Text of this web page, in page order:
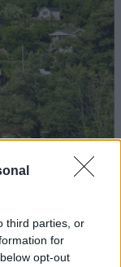
third parties, or
for
opt-out
beszélgettünk.